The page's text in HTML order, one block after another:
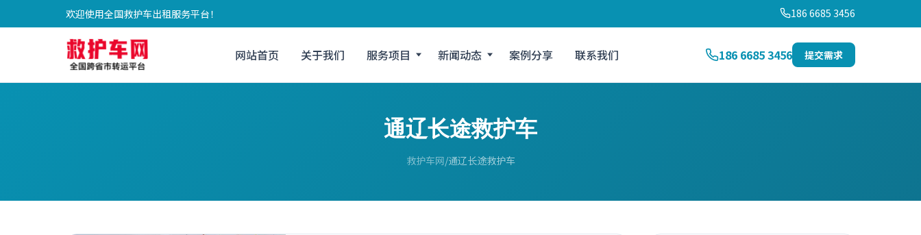
欢迎使用全国救护车出租服务平台！ 186 6685 3456
网站首页 关于我们 服务项目 新闻动态 案例分享 联系我们 186 6685 3456 提交需求
通辽长途救护车
救护车网 通辽长途救护车